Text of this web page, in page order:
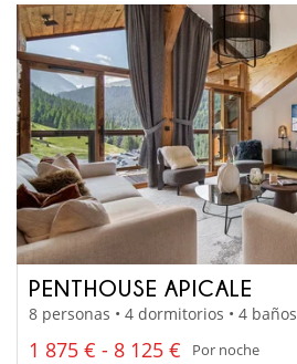
PENTHOUSE APICALE
8 personas • 4 dormitorios • 4 baños
1 875 € - 8 125 €
Por noche